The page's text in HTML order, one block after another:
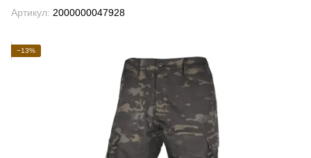
Артикул: 2000000047928
−13%